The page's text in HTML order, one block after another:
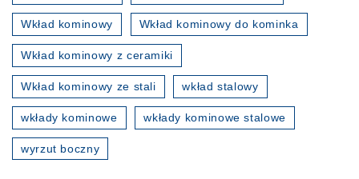
Wkład kominowy Wkład kominowy do kominka
Wkład kominowy z ceramiki
Wkład kominowy ze stali wkład stalowy
wkłady kominowe wkłady kominowe stalowe
wyrzut boczny